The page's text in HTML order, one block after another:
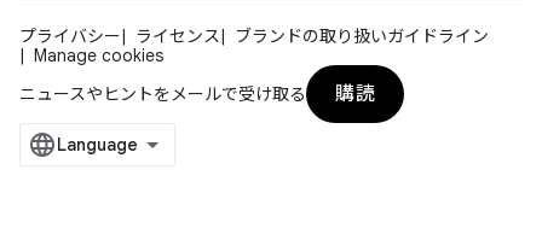
プライバシー ライセンス
ブランドの取り扱いガイドライン
Manage cookies
ニュースやヒントをメールで受け取る
購読